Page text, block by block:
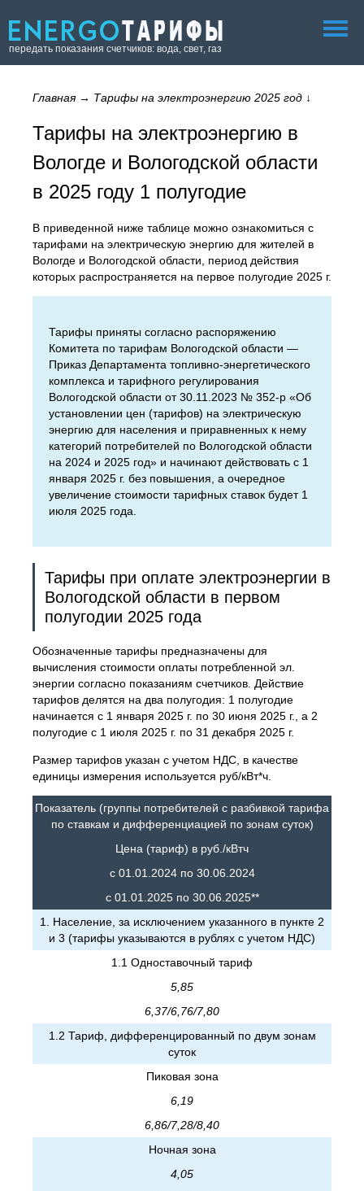
передать показания счетчиков: вода, свет, газ
Главная→ Тарифы на электроэнергию 2025 год ↓
Тарифы на электроэнергию в
Вологде и Вологодской области
в 2025 году 1 полугодие
В приведенной ниже таблице можно ознакомиться с
тарифами на электрическую энергию для жителей в
Вологде и Вологодской области, период действия
которых распространяется на первое полугодие 2025 г.
Тарифы приняты согласно распоряжению
Комитета по тарифам Вологодской области —
Приказ Департамента топливно-энергетического
комплекса и тарифного регулирования
Вологодской области от 30.11.2023 № 352-р «Об
установлении цен (тарифов) на электрическую
энергию для населения и приравненных к нему
категорий потребителей по Вологодской области
на 2024 и 2025 год» и начинают действовать с 1
января 2025 г. без повышения, а очередное
увеличение стоимости тарифных ставок будет 1
июля 2025 года.
Тарифы при оплате электроэнергии в
Вологодской области в первом
полугодии 2025 года
Обозначенные тарифы предназначены для
вычисления стоимости оплаты потребленной эл.
энергии согласно показаниям счетчиков. Действие
тарифов делятся на два полугодия: 1 полугодие
начинается с 1 января 2025 г. по 30 июня 2025 г., а 2
полугодие с 1 июля 2025 г. по 31 декабря 2025 г.
Размер тарифов указан с учетом НДС, в качестве
единицы измерения используется руб/кВт*ч.
Показатель (группы потребителей с разбивкой тарифа
по ставкам и дифференциацией по зонам суток)
Цена (тариф) в руб./кВтч
с 01.01.2024 по 30.06.2024
с 01.01.2025 по 30.06.2025**
1. Население, за исключением указанного в пункте 2
и 3 (тарифы указываются в рублях с учетом НДС)
1.1 Одноставочный тариф
5,85
6,37/6,76/7,80
1.2 Тариф, дифференцированный по двум зонам
суток
Пиковая зона
6,19
6,86/7,28/8,40
Ночная зона
4,05